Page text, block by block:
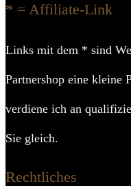
* = Affiliate-Link
Links mit dem * sind
Partnershop eine kleine
verdiene ich an
Sie gleich.
Rechtliches